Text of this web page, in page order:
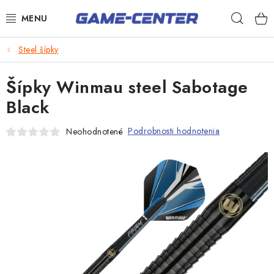
na
Šípky
Biliard
Poker
Stolný futbal
Steel šípky
Šípky Winmau steel Sabotage
Black
Neohodnotené Podrobnosti hodnotenia